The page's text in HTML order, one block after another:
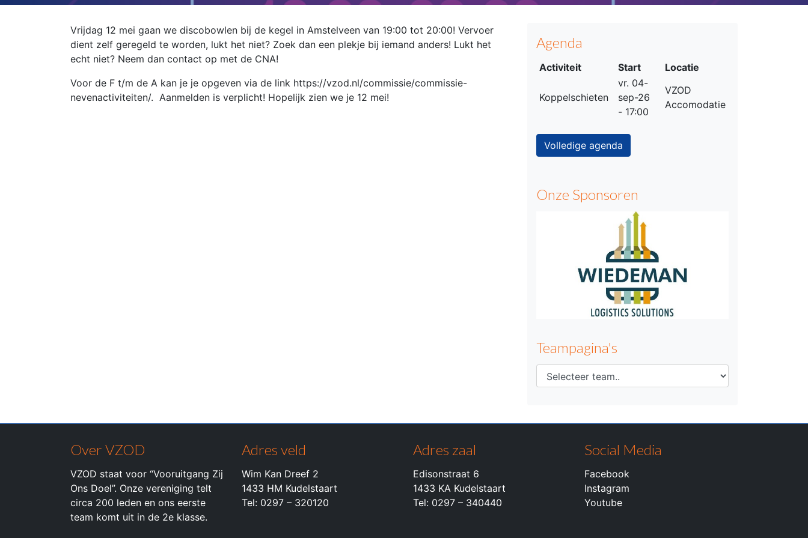
Vrijdag 12 mei gaan we discobowlen bij de kegel in Amstelveen van 19:00 tot 20:00! Vervoer
dient zelf geregeld te worden, lukt het niet? Zoek dan een plekje bij iemand anders! Lukt het
echt niet? Neem dan contact op met de CNA!
Voor de F t/m de A kan je je opgeven via de link https://vzod.nl/commissie/commissie-
nevenactiviteiten/. Aanmelden is verplicht! Hopelijk zien we je 12 mei!
Agenda
Activiteit Start Locatie
Koppelschieten
vr. 04-
sep-26
- 17:00
VZOD
Accomodatie
Volledige agenda
Onze Sponsoren
Teampagina's
Over VZOD
VZOD staat voor “Vooruitgang Zij
Ons Doel”. Onze vereniging telt
circa 200 leden en ons eerste
team komt uit in de 2e klasse.
Adres veld
Wim Kan Dreef 2
1433 HM Kudelstaart
Tel: 0297 – 320120
Adres zaal
Edisonstraat 6
1433 KA Kudelstaart
Tel: 0297 – 340440
Social Media
Facebook
Instagram
Youtube